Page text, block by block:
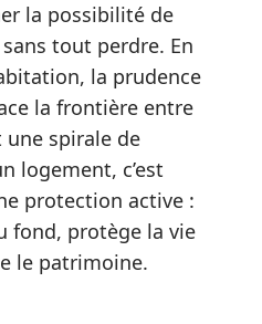
la possibilité de
tout perdre. En
la prudence
la frontière entre
spirale de
logement, c’est
protection active :
fond, protège la vie
le patrimoine.